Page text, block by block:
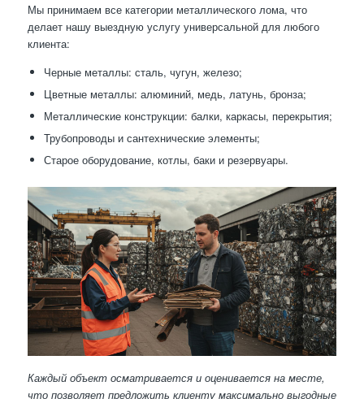
Мы принимаем все категории металлического лома, что
делает нашу выездную услугу универсальной для любого
клиента:
Черные металлы: сталь, чугун, железо;
Цветные металлы: алюминий, медь, латунь, бронза;
Металлические конструкции: балки, каркасы, перекрытия;
Трубопроводы и сантехнические элементы;
Старое оборудование, котлы, баки и резервуары.
Каждый объект осматривается и оценивается на месте,
что позволяет предложить клиенту максимально выгодные